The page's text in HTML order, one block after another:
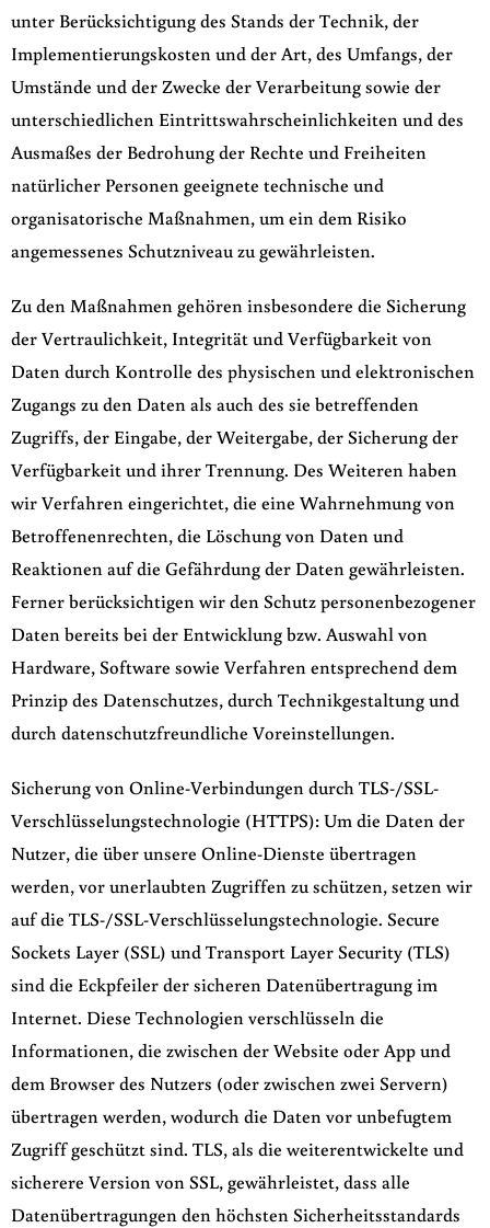
unter Berücksichtigung des Stands der Technik, der
Implementierungskosten und der Art, des Umfangs, der
Umstände und der Zwecke der Verarbeitung sowie der
unterschiedlichen Eintrittswahrscheinlichkeiten und des
Ausmaßes der Bedrohung der Rechte und Freiheiten
natürlicher Personen geeignete technische und
organisatorische Maßnahmen, um ein dem Risiko
angemessenes Schutzniveau zu gewährleisten.
Zu den Maßnahmen gehören insbesondere die Sicherung
der Vertraulichkeit, Integrität und Verfügbarkeit von
Daten durch Kontrolle des physischen und elektronischen
Zugangs zu den Daten als auch des sie betreffenden
Zugriffs, der Eingabe, der Weitergabe, der Sicherung der
Verfügbarkeit und ihrer Trennung. Des Weiteren haben
wir Verfahren eingerichtet, die eine Wahrnehmung von
Betroffenenrechten, die Löschung von Daten und
Reaktionen auf die Gefährdung der Daten gewährleisten.
Ferner berücksichtigen wir den Schutz personenbezogener
Daten bereits bei der Entwicklung bzw. Auswahl von
Hardware, Software sowie Verfahren entsprechend dem
Prinzip des Datenschutzes, durch Technikgestaltung und
durch datenschutzfreundliche Voreinstellungen.
Sicherung von Online-Verbindungen durch TLS-/SSL-
Verschlüsselungstechnologie (HTTPS): Um die Daten der
Nutzer, die über unsere Online-Dienste übertragen
werden, vor unerlaubten Zugriffen zu schützen, setzen wir
auf die TLS-/SSL-Verschlüsselungstechnologie. Secure
Sockets Layer (SSL) und Transport Layer Security (TLS)
sind die Eckpfeiler der sicheren Datenübertragung im
Internet. Diese Technologien verschlüsseln die
Informationen, die zwischen der Website oder App und
dem Browser des Nutzers (oder zwischen zwei Servern)
übertragen werden, wodurch die Daten vor unbefugtem
Zugriff geschützt sind. TLS, als die weiterentwickelte und
sicherere Version von SSL, gewährleistet, dass alle
Datenübertragungen den höchsten Sicherheitsstandards